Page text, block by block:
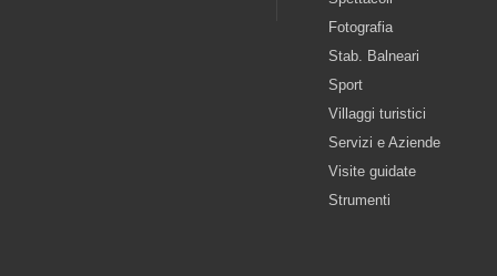
Fotografia
Stab. Balneari
Sport
Villaggi turistici
Servizi e Aziende
Visite guidate
Strumenti